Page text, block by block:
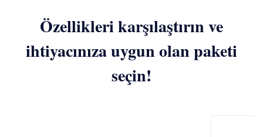
Özellikleri karşılaştırın ve
ihtiyacınıza uygun olan paketi
seçin!